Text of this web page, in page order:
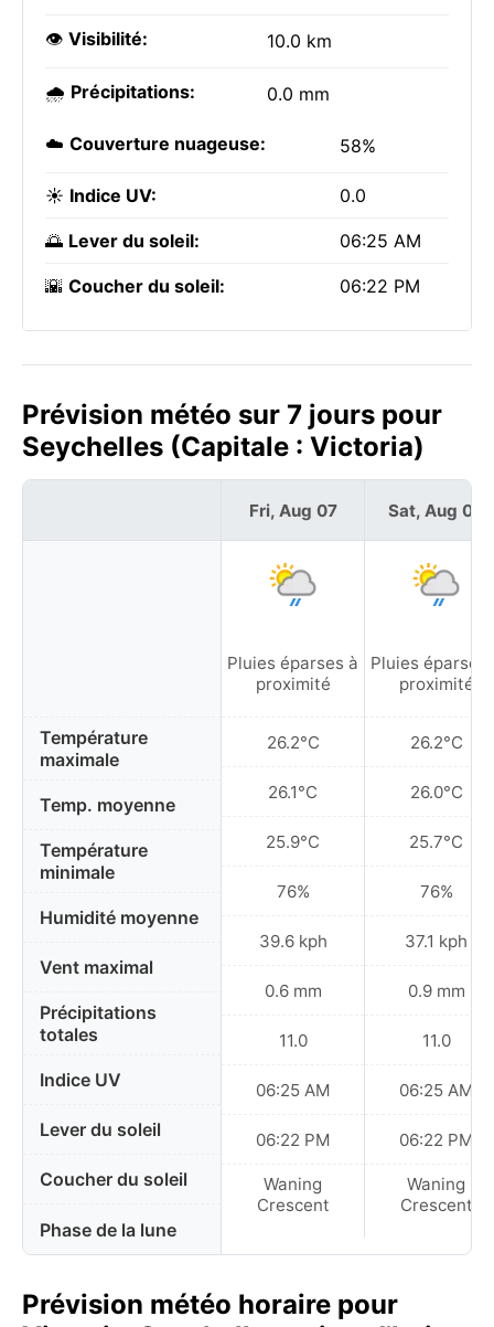
👁️ Visibilité: 10.0 km
🌧️ Précipitations: 0.0 mm
☁️ Couverture nuageuse: 58%
☀️ Indice UV: 0.0
🌅 Lever du soleil: 06:25 AM
🌇 Coucher du soleil: 06:22 PM
Prévision météo sur 7 jours pour
Seychelles (Capitale : Victoria)
Température
maximale
Temp. moyenne
Température
minimale
Humidité moyenne
Vent maximal
Précipitations
totales
Indice UV
Lever du soleil
Coucher du soleil
Phase de la lune
Fri, Aug 07
Pluies éparses à
proximité
26.2°C
26.1°C
25.9°C
76%
39.6 kph
0.6 mm
11.0
06:25 AM
06:22 PM
Waning
Crescent
Sat, Aug 08
Pluies éparses
proximité
26.2°C
26.0°C
25.7°C
76%
37.1 kph
0.9 mm
11.0
06:25 AM
06:22 PM
Waning
Crescent
Prévision météo horaire pour